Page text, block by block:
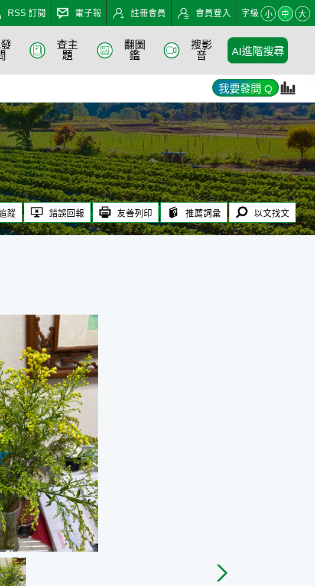
RSS 訂閱 電子報 註冊會員 會員登入 字級 小 中 大
查主
題
翻圖
鑑
搜影
音
AI進階搜尋
我要發問 Q
蹤 錯誤回報 友善列印 推薦詞彙 以文找文